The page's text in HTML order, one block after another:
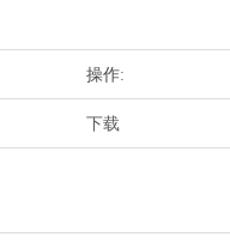
操作:
下载